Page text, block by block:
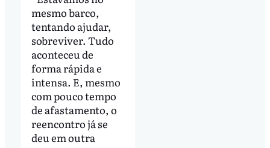
mesmo barco,
tentando ajudar,
sobreviver. Tudo
aconteceu de
forma rápida e
intensa. E, mesmo
com pouco tempo
de afastamento, o
reencontro já se
deu em outra